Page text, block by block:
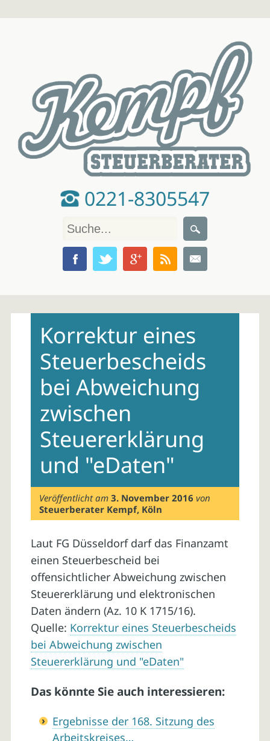
0221-8305547
contentKorrektur eines
Steuerbescheids
bei Abweichung
zwischen
Steuererklärung
und "eDaten"
Veröffentlicht am3. November 2016 von
Steuerberater Kempf, Köln
Laut FG Düsseldorf darf das Finanzamt
einen Steuerbescheid bei
offensichtlicher Abweichung zwischen
Steuererklärung und elektronischen
Daten ändern (Az. 10 K 1715/16).
Quelle: Korrektur eines Steuerbescheids
bei Abweichung zwischen
Steuererklärung und "eDaten"
Das könnte Sie auch interessieren:
Ergebnisse der 168. Sitzung des
Arbeitskreises…